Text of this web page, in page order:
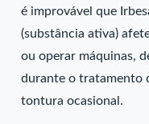
é improvável que
(substância ativa)
ou operar máquinas,
durante o tratamento
tontura ocasional.